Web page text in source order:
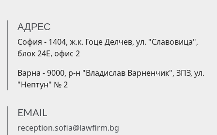
АДРЕС
София - 1404, ж.к. Гоце Делчев, ул. "Славовица",
блок 24Е, офис 2
Варна - 9000, р-н "Владислав Варненчик", ЗПЗ, ул.
"Нептун" № 2
EMAIL
reception.sofia@lawfirm.bg